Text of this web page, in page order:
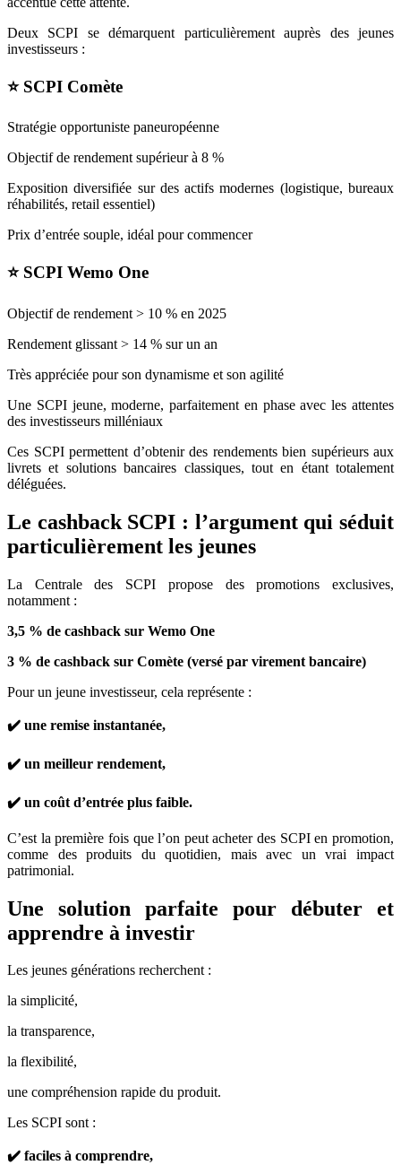
Deux SCPI se démarquent particulièrement auprès des jeunes
investisseurs :
⭐ SCPI Comète
Stratégie opportuniste paneuropéenne
Objectif de rendement supérieur à 8 %
Exposition diversifiée sur des actifs modernes (logistique, bureaux
réhabilités, retail essentiel)
Prix d’entrée souple, idéal pour commencer
⭐ SCPI Wemo One
Objectif de rendement > 10 % en 2025
Rendement glissant > 14 % sur un an
Très appréciée pour son dynamisme et son agilité
Une SCPI jeune, moderne, parfaitement en phase avec les attentes
des investisseurs milléniaux
Ces SCPI permettent d’obtenir des rendements bien supérieurs aux
livrets et solutions bancaires classiques, tout en étant totalement
déléguées.
Le cashback SCPI : l’argument qui séduit
particulièrement les jeunes
La Centrale des SCPI propose des promotions exclusives,
notamment :
3,5 % de cashback sur Wemo One
3 % de cashback sur Comète (versé par virement bancaire)
Pour un jeune investisseur, cela représente :
✔️ une remise instantanée,
✔️ un meilleur rendement,
✔️ un coût d’entrée plus faible.
C’est la première fois que l’on peut acheter des SCPI en promotion,
comme des produits du quotidien, mais avec un vrai impact
patrimonial.
Une solution parfaite pour débuter et
apprendre à investir
Les jeunes générations recherchent :
la simplicité,
la transparence,
la flexibilité,
une compréhension rapide du produit.
Les SCPI sont :
✔️ faciles à comprendre,